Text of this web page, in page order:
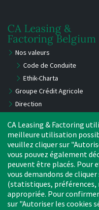
CA Leasing &
Factoring Belgium
Nos valeurs
Code de Conduite
Ethik-Charta
Groupe Crédit Agricole
Direction
Contact
Personne de contact
L'outil de signalement
Emplacement
CA Leasing & Factoring
meilleure utilisation
veuillez cliquer sur
vous pouvez également
peuvent être placés. Pour
vous demandons de
(statistiques, préférences,
appropriée. Pour
sur "Autoriser les cookies